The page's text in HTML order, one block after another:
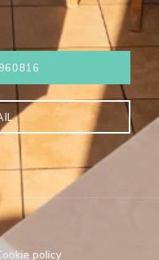
policy